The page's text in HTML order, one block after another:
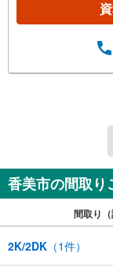
香美市の間取り
間取り（
2K/2DK （1件）